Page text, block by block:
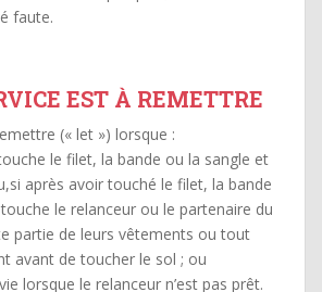
faute.
EST À REMETTRE
(« let ») lorsque :
le filet, la bande ou la sangle et
après avoir touché le filet, la bande
le relanceur ou le partenaire du
partie de leurs vêtements ou tout
avant de toucher le sol ; ou
lorsque le relanceur n’est pas prêt.